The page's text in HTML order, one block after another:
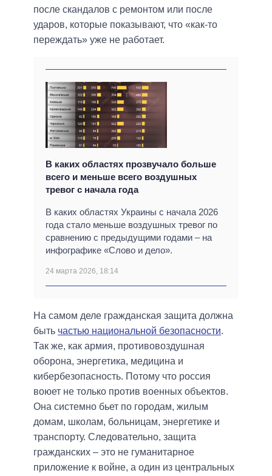
после скандалов с ремонтом или после
ударов, которые показывают, что «как-то
переждать» уже не работает.
В каких областях прозвучало больше
всего и меньше всего воздушных
тревог с начала года
В каких областях Украины с начала 2026
года стало меньше воздушных тревог по
сравнению с предыдущими годами – на
инфографике «Слово и дело».
24 марта 2026, 18:14
На самом деле гражданская защита должна
быть частью национальной безопасности.
Так же, как армия, противовоздушная
оборона, энергетика, медицина и
кибербезопасность. Потому что россия
воюет не только против военных объектов.
Она системно бьет по городам, жилым
домам, школам, больницам, энергетике и
транспорту. Следовательно, защита
гражданских – это не гуманитарное
приложение к войне, а один из центральных